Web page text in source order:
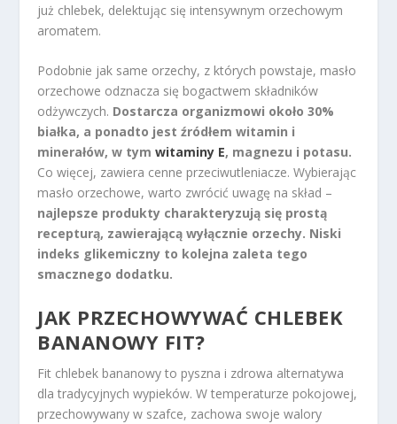
już chlebek, delektując się intensywnym orzechowym
aromatem.
Podobnie jak same orzechy, z których powstaje, masło
orzechowe odznacza się bogactwem składników
odżywczych. Dostarcza organizmowi około 30%
białka, a ponadto jest źródłem witamin i
minerałów, w tymwitaminy E, magnezu i potasu.
Co więcej, zawiera cenne przeciwutleniacze. Wybierając
masło orzechowe, warto zwrócić uwagę na skład –
najlepsze produkty charakteryzują się prostą
recepturą, zawierającą wyłącznie orzechy. Niski
indeks glikemiczny to kolejna zaleta tego
smacznego dodatku.
JAK PRZECHOWYWAĆ CHLEBEK
BANANOWY FIT?
Fit chlebek bananowy to pyszna i zdrowa alternatywa
dla tradycyjnych wypieków. W temperaturze pokojowej,
przechowywany w szafce, zachowa swoje walory